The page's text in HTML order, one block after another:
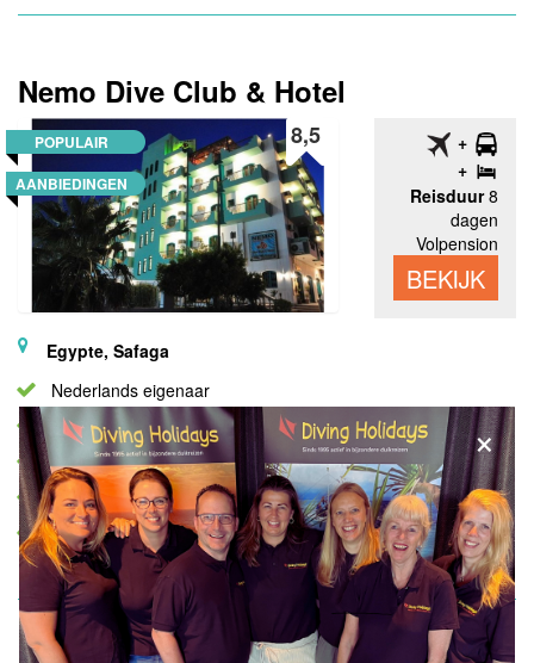
Nemo Dive Club & Hotel
POPULAIR
AANBIEDINGEN
8,5
Reisduur8
dagen
Volpension
BEKIJK
Egypte, Safaga
Nederlands eigenaar
Echt duikers hotel
Persoonlijke service
Dagtrips met eigen boot
Op loopafstand van de Marina Safaga
×